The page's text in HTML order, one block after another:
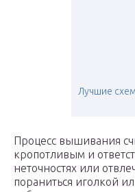
Лучшие
Процесс вышивания
кропотливым и
неточностях или
пораниться иголкой